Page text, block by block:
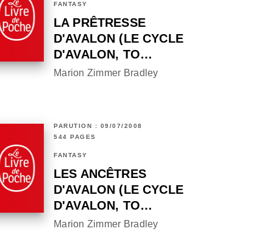
FANTASY
LA PRÊTRESSE
D'AVALON (LE CYCLE
D'AVALON, TO…
Marion Zimmer Bradley
PARUTION : 09/07/2008
544 PAGES
FANTASY
LES ANCÊTRES
D'AVALON (LE CYCLE
D'AVALON, TO…
Marion Zimmer Bradley